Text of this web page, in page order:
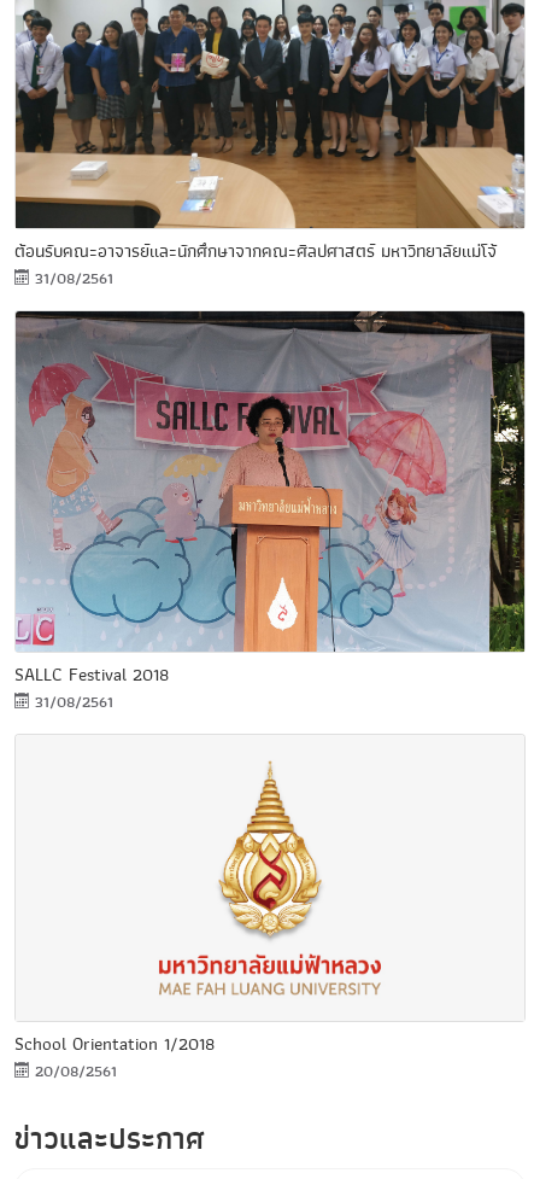
ต้อนรับคณะอาจารย์และนักศึกษาจากคณะศิลปศาสตร์ มหาวิทยาลัยแม่โจ้
31/08/2561
SALLC Festival 2018
31/08/2561
School Orientation 1/2018
20/08/2561
ข่าวและประกาศ